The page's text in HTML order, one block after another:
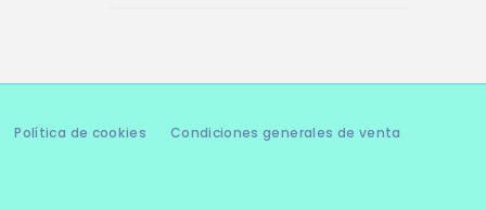
Política de cookies Condiciones generales de venta